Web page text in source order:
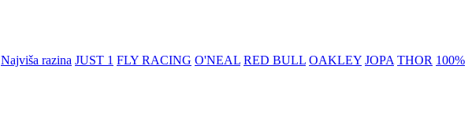
Najviša razina JUST 1 FLY RACING O'NEAL RED BULL OAKLEY JOPA THOR 100%